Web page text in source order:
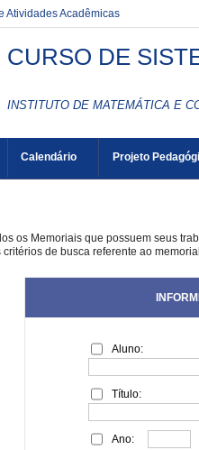
Atividades Acadêmicas
CURSO DE
INSTITUTO DE MATEMÁTICA E
Calendário Projeto
os Memoriais que possuem seus
de busca referente ao
Aluno:
Título:
Ano: